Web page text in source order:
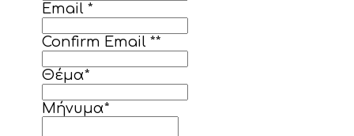
Email *
Confirm Email **
Θέμα*
Μήνυμα*